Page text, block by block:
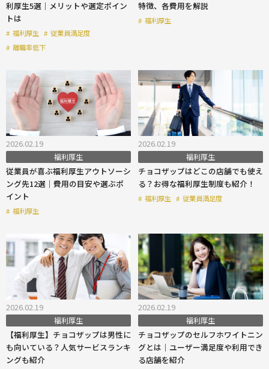
利厚生5選｜メリットや選定ポイン
トは
# 福利厚生 # 従業員満足度
# 離職率低下
特徴、各費用を解説
# 福利厚生
2026.02.19
福利厚生
従業員が喜ぶ福利厚生アウトソーシ
ング先12選｜費用の目安や選ぶポ
イント
# 福利厚生
2026.02.19
福利厚生
チョコザップはどこの店舗でも使え
る？お得な福利厚生制度も紹介！
# 福利厚生 # 従業員満足度
2026.02.19
福利厚生
【福利厚生】チョコザップは男性に
も向いている？人気サービスランキ
ングも紹介
2026.02.19
福利厚生
チョコザップのセルフホワイトニン
グとは｜ユーザー満足度や利用でき
る店舗を紹介